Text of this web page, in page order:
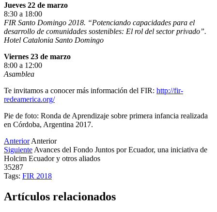
Jueves 22 de marzo
8:30 a 18:00
FIR Santo Domingo 2018. “Potenciando capacidades para el
desarrollo de comunidades sostenibles: El rol del sector privado”.
Hotel Catalonia Santo Domingo
Viernes 23 de marzo
8:00 a 12:00
Asamblea
Te invitamos a conocer más información del FIR: http://fir-
redeamerica.org/
Pie de foto: Ronda de Aprendizaje sobre primera infancia realizada
en Córdoba, Argentina 2017.
Anterior Anterior
Siguiente Avances del Fondo Juntos por Ecuador, una iniciativa de
Holcim Ecuador y otros aliados
35287
Tags: FIR 2018
Artículos relacionados